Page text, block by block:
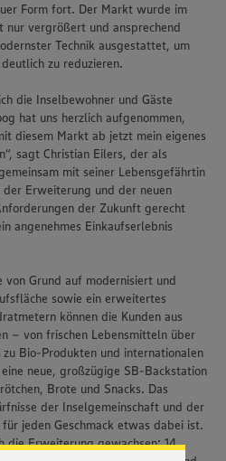
Technologien ein, um Ihnen
unserer Website zu
Ihre Daten, um unsere
und Ihnen möglichst relevante
in die Nutzung von
ist freiwillig und kann
Form fort. Der Markt wurde im
nur vergrößert und ansprechend
Technik ausgestattet, um
zu reduzieren.
die Inselbewohner und Gäste
hat uns herzlich aufgenommen,
diesem Markt ab jetzt mein eigenes
sagt Christian Eilers, der als
mit seiner Lebensgefährtin
Erweiterung und der neuen
der Zukunft gerecht
angenehmes Einkaufserlebnis
von Grund auf modernisiert und
sowie ein erweitertes
können die Kunden aus
– von frischen Lebensmitteln über
Bio-Produkten und internationalen
neue, großzügige SB-Backstation
Brote und Snacks. Das
der Inselgemeinschaft und der
jeden Geschmack etwas dabei ist.
die Erweiterung gewachsen: 14